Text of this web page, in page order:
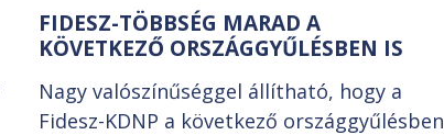
FIDESZ-TÖBBSÉG MARAD A
KÖVETKEZŐ ORSZÁGGYŰLÉSBEN IS
Nagy valószínűséggel állítható, hogy a
Fidesz-KDNP a következő országgyűlésben